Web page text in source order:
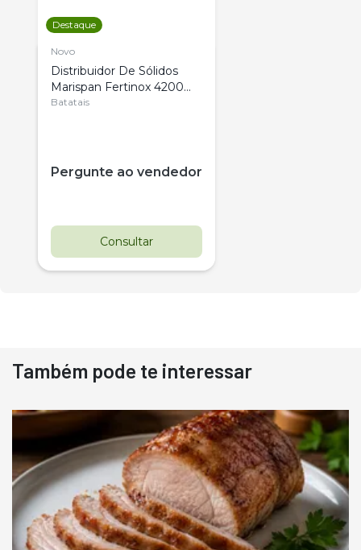
Destaque
Novo
Distribuidor De Sólidos
Marispan Fertinox 4200
Citrus
Batatais
Pergunte ao vendedor
Consultar
Destaque
Usado
Pá Carregadeira Cat 966
Ano 1987
Londrina
R$ 145.000
Também pode te interessar